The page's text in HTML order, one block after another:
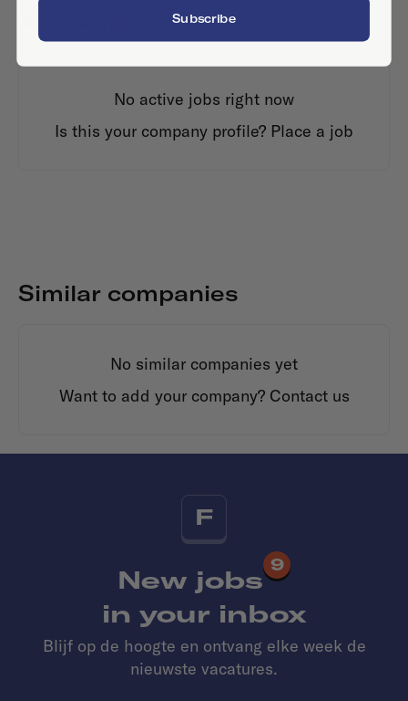
No active jobs right now
Is this your company profile? Place a job
Similar companies
No similar companies yet
Want to add your company? Contact us
F
New jobs
9
in your inbox
Blijf op de hoogte en ontvang elke week de
nieuwste vacatures.
Subscribe